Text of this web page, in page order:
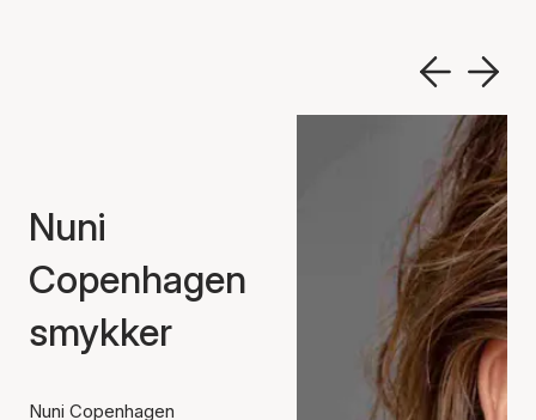
Nuni
Copenhagen
smykker
Nuni Copenhagen